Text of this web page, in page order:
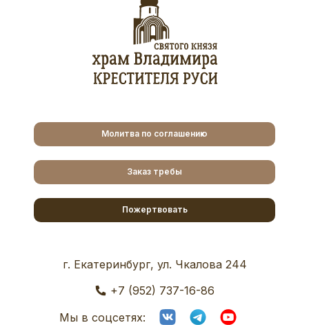
Молитва по соглашению
Заказ требы
Пожертвовать
г. Екатеринбург, ул. Чкалова 244
+7 (952) 737-16-86
Мы в соцсетях: